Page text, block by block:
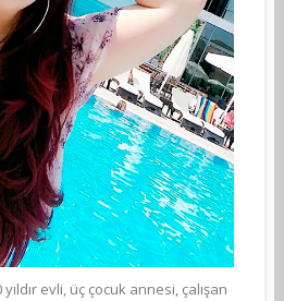
evli, üç çocuk annesi, çalışan